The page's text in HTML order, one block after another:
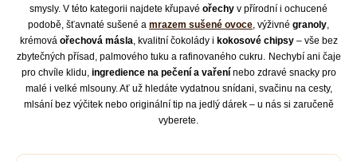
smysly. V této kategorii najdete křupavé ořechy v přírodní i ochucené
podobě, šťavnaté sušené a mrazem sušené ovoce , výživné granoly
krémová ořechová másla , kvalitní čokolády i kokosové chipsy– vše bez
zbytečných přísad, palmového tuku a rafinovaného cukru.
Nechybí ani čaje
pro chvíle klidu, ingredience na pečení a vařenínebo zdravé snacky pro
malé i velké mlsouny. Ať už hledáte vydatnou snídani, svačinu na cesty,
mlsání bez výčitek nebo originální tip na jedlý dárek – u nás si zaručeně
vyberete.